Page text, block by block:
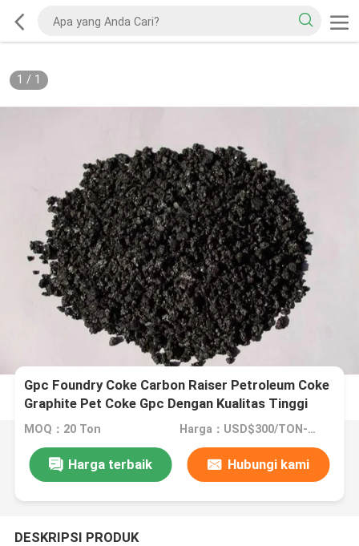
1 / 1
Gpc Foundry Coke Carbon Raiser Petroleum Coke
Graphite Pet Coke Gpc Dengan Kualitas Tinggi
MOQ：20 Ton Harga：USD$300/TON-USD$3000/TON
Harga terbaik Hubungi kami
DESKRIPSI PRODUK